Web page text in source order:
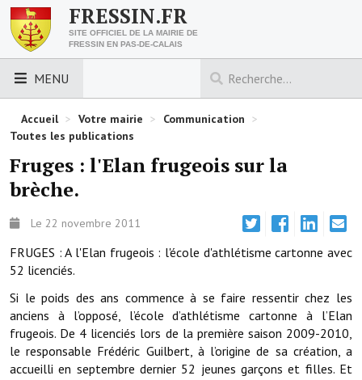
FRESSIN.FR
SITE OFFICIEL DE LA MAIRIE DE
FRESSIN EN PAS-DE-CALAIS
MENU
LES ESSENTIELS
Découvrez Fressin
Venir à Fressin
Urbanisme
Nous contacter
Les foulées fressinoises
ACCÈS RAPIDE
Accueil > Votre mairie > Communication >
Toutes les publications
Fruges : l'Elan frugeois sur la
brèche.
Le 22 novembre 2011
FRUGES : A l'Elan frugeois : l'école d'athlétisme cartonne avec
52 licenciés.
Si le poids des ans commence à se faire ressentir chez les
anciens à l’opposé, l’école d’athlétisme cartonne à l’Elan
frugeois. De 4 licenciés lors de la première saison 2009-2010,
le responsable Frédéric Guilbert, à l’origine de sa création, a
accueilli en septembre dernier 52 jeunes garçons et filles. Et